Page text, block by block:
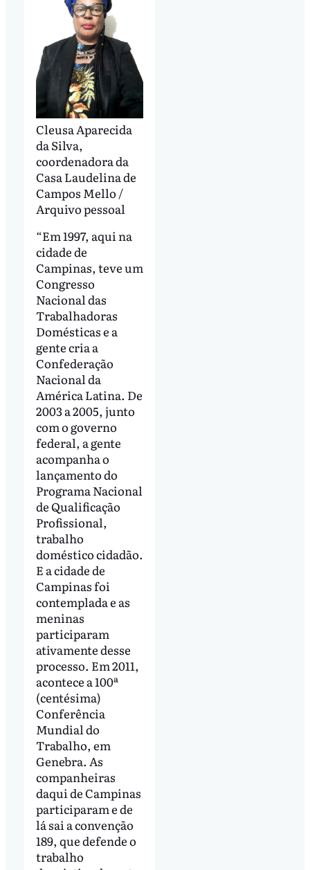
Cleusa Aparecida
da Silva,
coordenadora da
Casa Laudelina de
Campos Mello /
Arquivo pessoal
“Em 1997, aqui na
cidade de
Campinas, teve um
Congresso
Nacional das
Trabalhadoras
Domésticas e a
gente cria a
Confederação
Nacional da
América Latina. De
2003 a 2005, junto
com o governo
federal, a gente
acompanha o
lançamento do
Programa Nacional
de Qualificação
Profissional,
trabalho
doméstico cidadão.
E a cidade de
Campinas foi
contemplada e as
meninas
participaram
ativamente desse
processo. Em 2011,
acontece a 100ª
(centésima)
Conferência
Mundial do
Trabalho, em
Genebra. As
companheiras
daqui de Campinas
participaram e de
lá sai a convenção
189, que defende o
trabalho